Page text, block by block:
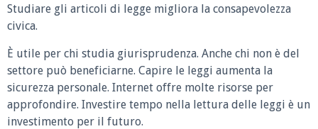
Studiare gli articoli di legge migliora la consapevolezza
civica.
È utile per chi studia giurisprudenza. Anche chi non è del
settore può beneficiarne. Capire le leggi aumenta la
sicurezza personale. Internet offre molte risorse per
approfondire. Investire tempo nella lettura delle leggi è un
investimento per il futuro.